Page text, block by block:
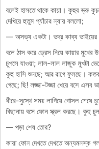
বলেই হাসতে থাকে কায়া। কুহুর ভ্রু
দেখিয়ে হুতুম প্যাঁচার ন্যায় বললো;
— অসভ্য একটা। ভদ্র কাব্য ভাইয়ের
বলে ঠাস করে ড্রেস নিয়ে কায়ার
চুপসে যাওয়া; লাল-লাল লাজুক মুখটা
কুহু হাসি শুনছে; আর রাগে ফুলছে।
গেছে; ছি! লজ্জা-টজ্জা খেয়ে বসে এসব
ধীরে-সুস্থে সময় লাগিয়ে গোসল শেষে
বিছানায় বসে ফোন স্ক্রল করছে। কুহু
— পড়া শেষ তোর?
কায়া ফোন দেখতে দেখতে অন্যমনস্ক